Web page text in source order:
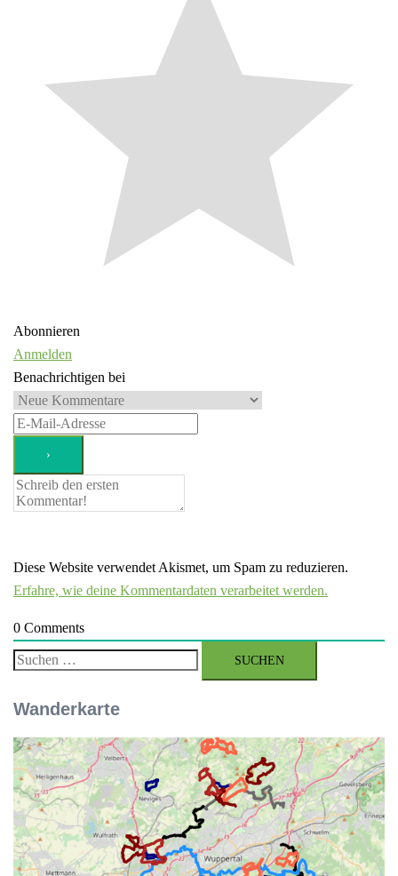
Abonnieren
Anmelden
Benachrichtigen bei
Diese Website verwendet Akismet, um Spam zu reduzieren.
Erfahre, wie deine Kommentardaten verarbeitet werden.
0 Comments
Suchen
Wanderkarte